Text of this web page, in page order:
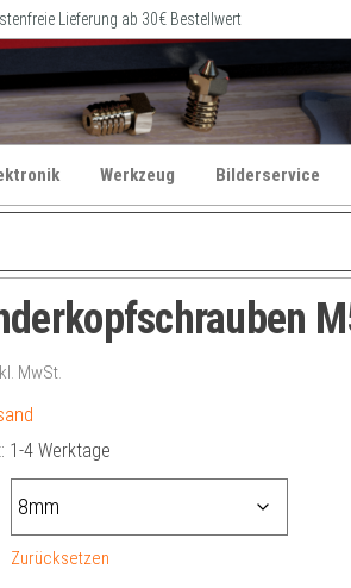
Lieferung ab 30€ Bestellwert
Werkzeug Bilderservice
MwSt.
1-4 Werktage
Zurücksetzen